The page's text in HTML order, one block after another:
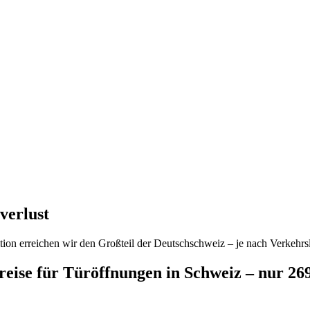
erreichen wir den Großteil der Deutschschweiz – je nach
für Türöffnungen in Schweiz – nur